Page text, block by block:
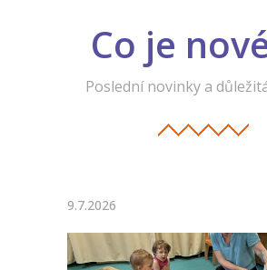
Co je
Poslední novinky a
9.7.2026